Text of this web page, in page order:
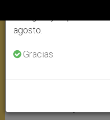
En vísperas de la
W
s
M
e
F
b
T
t
S
e
agosto.
Gracias.